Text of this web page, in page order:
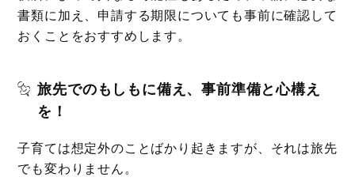
書類に加え、申請する期限についても事前に確認して
おくことをおすすめします。
旅先でのもしもに備え、事前準備と心構え
を！
子育ては想定外のことばかり起きますが、それは旅先
でも変わりません。